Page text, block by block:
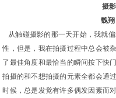
摄
魏
从触碰摄影的那一天开始，我就
性，但是，我在拍摄过程中总会被
了最佳角度和最恰当的瞬间按下快
拍摄的和不想拍摄的元素全都会通
时候，总是发觉有许多偶发因素而